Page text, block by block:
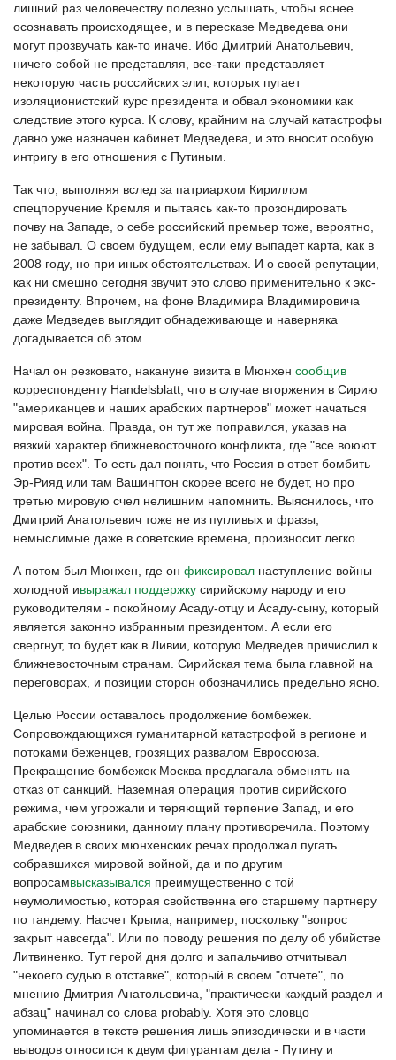
лишний раз человечеству полезно услышать, чтобы яснее
осознавать происходящее, и в пересказе Медведева они
могут прозвучать как-то иначе. Ибо Дмитрий Анатольевич,
ничего собой не представляя, все-таки представляет
некоторую часть российских элит, которых пугает
изоляционистский курс президента и обвал экономики как
следствие этого курса. К слову, крайним на случай катастрофы
давно уже назначен кабинет Медведева, и это вносит особую
интригу в его отношения с Путиным.
Так что, выполняя вслед за патриархом Кириллом
спецпоручение Кремля и пытаясь как-то прозондировать
почву на Западе, о себе российский премьер тоже, вероятно,
не забывал. О своем будущем, если ему выпадет карта, как в
2008 году, но при иных обстоятельствах. И о своей репутации,
как ни смешно сегодня звучит это слово применительно к экс-
президенту. Впрочем, на фоне Владимира Владимировича
даже Медведев выглядит обнадеживающе и наверняка
догадывается об этом.
Начал он резковато, накануне визита в Мюнхен сообщив
корреспонденту Handelsblatt, что в случае вторжения в Сирию
"американцев и наших арабских партнеров" может начаться
мировая война. Правда, он тут же поправился, указав на
вязкий характер ближневосточного конфликта, где "все воюют
против всех". То есть дал понять, что Россия в ответ бомбить
Эр-Рияд или там Вашингтон скорее всего не будет, но про
третью мировую счел нелишним напомнить. Выяснилось, что
Дмитрий Анатольевич тоже не из пугливых и фразы,
немыслимые даже в советские времена, произносит легко.
А потом был Мюнхен, где он фиксировал наступление войны
холодной ивыражал поддержку сирийскому народу и его
руководителям - покойному Асаду-отцу и Асаду-сыну, который
является законно избранным президентом. А если его
свергнут, то будет как в Ливии, которую Медведев причислил к
ближневосточным странам. Сирийская тема была главной на
переговорах, и позиции сторон обозначились предельно ясно.
Целью России оставалось продолжение бомбежек.
Сопровождающихся гуманитарной катастрофой в регионе и
потоками беженцев, грозящих развалом Евросоюза.
Прекращение бомбежек Москва предлагала обменять на
отказ от санкций. Наземная операция против сирийского
режима, чем угрожали и теряющий терпение Запад, и его
арабские союзники, данному плану противоречила. Поэтому
Медведев в своих мюнхенских речах продолжал пугать
собравшихся мировой войной, да и по другим
вопросамвысказывался преимущественно с той
неумолимостью, которая свойственна его старшему партнеру
по тандему. Насчет Крыма, например, поскольку "вопрос
закрыт навсегда". Или по поводу решения по делу об убийстве
Литвиненко. Тут герой дня долго и запальчиво отчитывал
"некоего судью в отставке", который в своем "отчете", по
мнению Дмитрия Анатольевича, "практически каждый раздел и
абзац" начинал со слова probably. Хотя это словцо
упоминается в тексте решения лишь эпизодически и в части
выводов относится к двум фигурантам дела - Путину и